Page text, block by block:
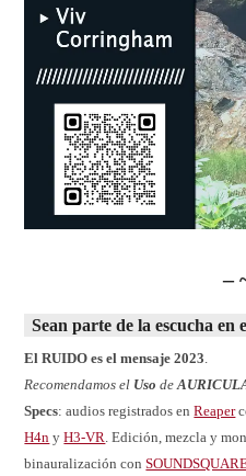
–
Sean parte de la escucha en
El RUIDO es el mensaje 2023.
Recomendamos el Uso de
Specs: audios registrados enReaper
H4n yH3-VR. Edición, mezcla y
binauralización con